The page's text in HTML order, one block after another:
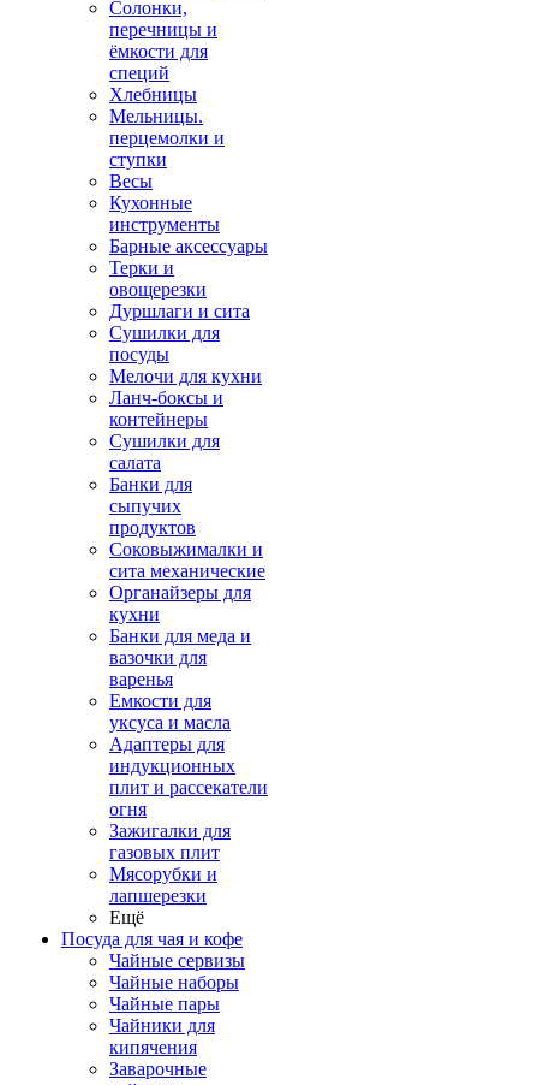
Солонки,
перечницы и
ёмкости для
специй
Хлебницы
Мельницы.
перцемолки и
ступки
Весы
Кухонные
инструменты
Барные аксессуары
Терки и
овощерезки
Дуршлаги и сита
Сушилки для
посуды
Мелочи для кухни
Ланч-боксы и
контейнеры
Сушилки для
салата
Банки для
сыпучих
продуктов
Соковыжималки и
сита механические
Органайзеры для
кухни
Банки для меда и
вазочки для
варенья
Емкости для
уксуса и масла
Адаптеры для
индукционных
плит и рассекатели
огня
Зажигалки для
газовых плит
Мясорубки и
лапшерезки
Ещё
Посуда для чая и кофе
Чайные сервизы
Чайные наборы
Чайные пары
Чайники для
кипячения
Заварочные